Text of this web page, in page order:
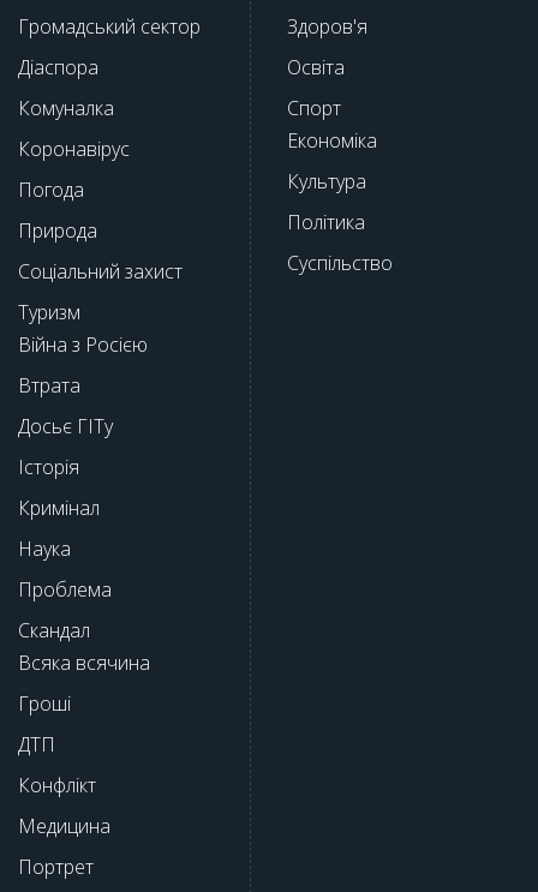
Громадський сектор
Діаспора
Комуналка
Коронавірус
Погода
Природа
Соціальний захист
Туризм
Війна з Росією
Втрата
Досьє ГІТу
Історія
Кримінал
Наука
Проблема
Скандал
Всяка всячина
Гроші
ДТП
Конфлікт
Медицина
Портрет
Здоров'я
Освіта
Спорт
Економіка
Культура
Політика
Суспільство